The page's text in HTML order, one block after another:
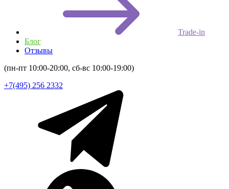
Trade-in
Блог
Отзывы
(пн-пт 10:00-20:00, сб-вс 10:00-19:00)
+7(495) 256 2332